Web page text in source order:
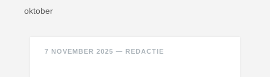
oktober
7 NOVEMBER 2025 — REDACTIE